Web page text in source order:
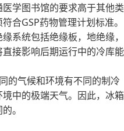
学图书馆的要求高于其他类
合GSP药物管理计划标准。
系统包括绝缘板，地绝缘，
接影响后期运行中的冷库能
的气候和环境有不同的制冷
中的极端天气。因此，冰箱
。